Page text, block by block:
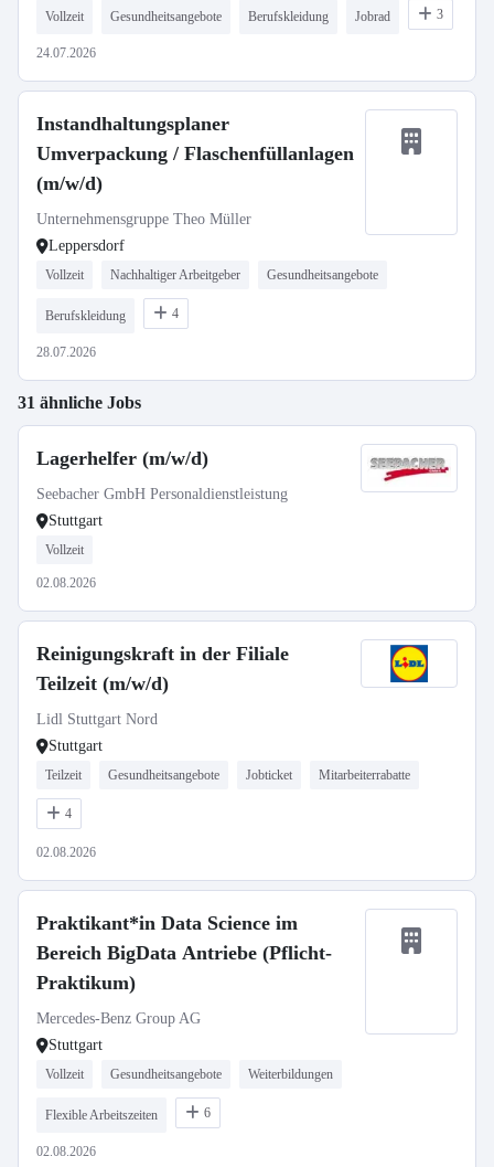
Vollzeit Gesundheitsangebote Berufskleidung Jobrad 3
24.07.2026
Instandhaltungsplaner
Umverpackung / Flaschenfüllanlagen
(m/w/d)
Unternehmensgruppe Theo Müller
Leppersdorf
Vollzeit Nachhaltiger Arbeitgeber Gesundheitsangebote
Berufskleidung 4
28.07.2026
31 ähnliche Jobs
Lagerhelfer (m/w/d)
Seebacher GmbH Personaldienstleistung
Stuttgart
Vollzeit
02.08.2026
Reinigungskraft in der Filiale
Teilzeit (m/w/d)
Lidl Stuttgart Nord
Stuttgart
Teilzeit Gesundheitsangebote Jobticket Mitarbeiterrabatte
4
02.08.2026
Praktikant*in Data Science im
Bereich BigData Antriebe (Pflicht-
Praktikum)
Mercedes-Benz Group AG
Stuttgart
Vollzeit Gesundheitsangebote Weiterbildungen
Flexible Arbeitszeiten 6
02.08.2026